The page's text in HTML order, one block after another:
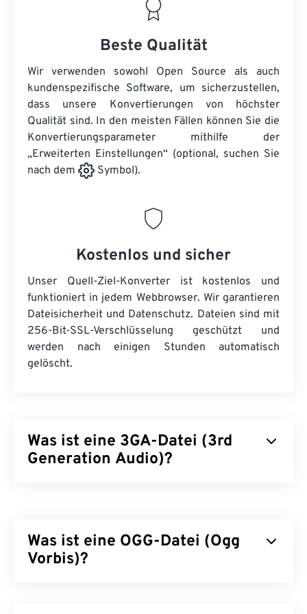
Beste Qualität
Wir verwenden sowohl Open Source als auch
kundenspezifische Software, um sicherzustellen,
dass unsere Konvertierungen von höchster
Qualität sind. In den meisten Fällen können Sie die
Konvertierungsparameter mithilfe der
„Erweiterten Einstellungen“ (optional, suchen Sie
nach dem
Symbol).
Kostenlos und sicher
Unser Quell-Ziel-Konverter ist kostenlos und
funktioniert in jedem Webbrowser. Wir garantieren
Dateisicherheit und Datenschutz. Dateien sind mit
256-Bit-SSL-Verschlüsselung geschützt und
werden nach einigen Stunden automatisch
gelöscht.
Was ist eine 3GA-Datei (3rd
Generation Audio)?
Mobilfunknetze (Universal Mobile
Telecommunications System)
Was ist eine OGG-Datei (Ogg
Vorbis)?